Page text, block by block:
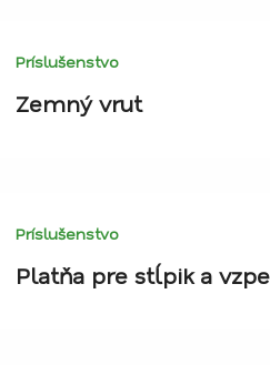
Príslušenstvo
Zemný vrut
Príslušenstvo
Platňa pre stĺpik a